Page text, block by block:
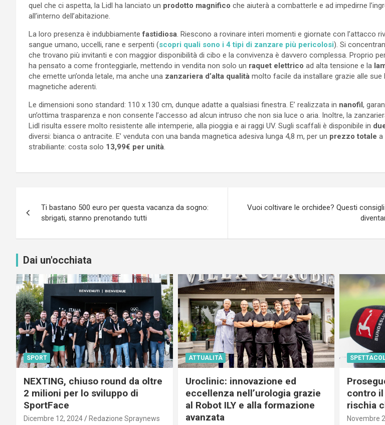
quel che ci aspetta, la Lidl ha lanciato un prodotto magnifico che aiuterà a combatterle e ad impedirne
all’interno dell’abitazione.
La loro presenza è indubbiamentefastidiosa . Riescono a rovinare interi momenti e giornate con l’attacco
sangue umano, uccelli, rane e serpenti (scopri quali sono i 4 tipi di zanzare più pericolosi). Si
che trovano più invitanti e con maggior disponibilità di cibo e la convivenza è davvero complessa. Proprio
ha pensato a come fronteggiarle, mettendo in vendita non solo un raquet elettrico ad alta tensione e la
che emette un’onda letale, ma anche una zanzariera d’alta qualità molto facile da installare grazie alle sue
magnetiche aderenti.
Le dimensioni sono standard: 110 x 130 cm, dunque adatte a qualsiasi finestra. E’ realizzata in nanofil,
un’ottima trasparenza e non consente l’accesso ad alcun intruso che non sia luce o aria. Inoltre, la
Lidl risulta essere molto resistente alle intemperie, alla pioggia e ai raggi UV. Sugli scaffali è disponibile in
diversi: bianca o antracite. E’ venduta con una banda magnetica adesiva lunga 4,8 m, per un prezzo totale a
strabiliante: costa solo 13,99€ per unità
articoli
Ti bastano 500 euro per questa vacanza da sogno:
sbrigati, stanno prenotando tutti
Vuoi coltivare le orchidee? Questi
Dai un'occhiata
SPORT
NEXTING, chiuso round da oltre
2 milioni per lo sviluppo di
SportFace
Dicembre 12, 2024 Redazione Spraynews
ATTUALITÀ
Uroclinic: innovazione ed
eccellenza nell’urologia grazie
al Robot ILY e alla formazione
avanzata
contro il
rischia
Novembre